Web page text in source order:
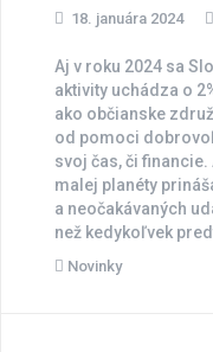
18. januára 2024
Aj v roku 2024 sa
aktivity uchádza o
ako občianske
od pomoci
svoj čas, či
malej planéty
a neočakávaných
než kedykoľvek
Novinky